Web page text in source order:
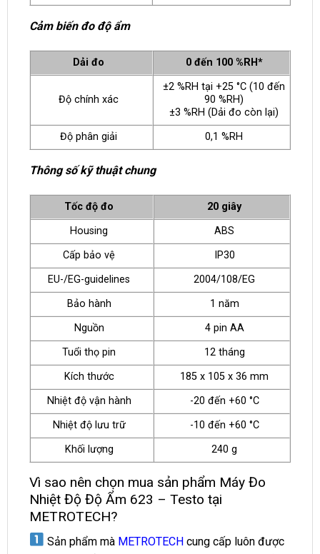
Cảm biến đo độ ẩm
Dải đo 0 đến 100 %RH*
Độ chính xác
±2 %RH tại +25 °C (10 đến
90 %RH)
±3 %RH (Dải đo còn lại)
Độ phân giải
0,1 %RH
Thông số kỹ thuật chung
Tốc độ đo
20 giây
Housing
ABS
Cấp bảo vệ
IP30
EU-/EG-guidelines
2004/108/EG
Bảo hành
1 năm
Nguồn
4 pin AA
Tuổi thọ pin
12 tháng
Kích thước
185 x 105 x 36 mm
Nhiệt độ vận hành
-20 đến +60 °C
Nhiệt độ lưu trữ
-10 đến +60 °C
Khối lượng
240 g
Vì sao nên chọn mua sản phẩm Máy Đo
Nhiệt Độ Độ Ẩm 623 – Testo tại
METROTECH?
Sản phẩm mà METROTECH cung cấp luôn được